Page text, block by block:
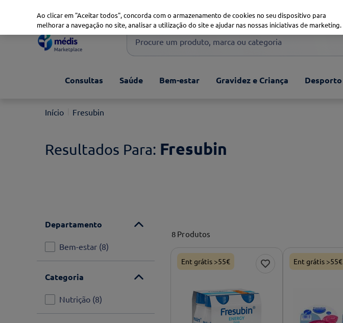
Procure um produto, marca ou categoria
1º xiaomi
Consultas Saúde Bem-estar Gravidez e Criança Desporto
Fresubin
Fresubin
Departamento
Bem-estar (8)
Categoria
Nutrição (8)
8 Produtos
Ent grátis >55€ Ent grátis >55€
Ao clicar em "Aceitar todos", concorda com o armazenamento de cookies no seu dispositivo para
melhorar a navegação no site, analisar a utilização do site e ajudar nas nossas iniciativas de marketing.